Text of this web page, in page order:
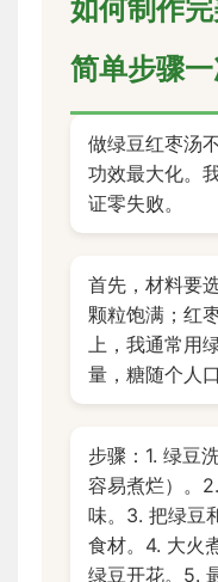
如何制作
简单步骤
做绿豆红枣汤
功效最大化。
证零失败。
首先，材料要
颗粒饱满；红
上，我通常用
量，糖随个人
步骤：1. 绿豆
容易煮烂）。
味。3. 把绿豆
食材。4. 大火
绿豆开花。5.